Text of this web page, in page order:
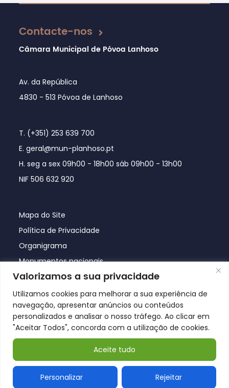
Valorizamos a sua privacidade
Utilizamos cookies para melhorar a sua experiência de
navegação, apresentar anúncios ou conteúdos
personalizados e analisar o nosso tráfego. Ao clicar em
"Aceitar Todos", concorda com a utilização de cookies.
Personalizar Rejeitar
Aceite tudo
Atualizado em 27/01/2021
Contacte-nos
Câmara Municipal de Póvoa Lanhoso
Av. da República
4830 - 513 Póvoa de Lanhoso
T. (+351) 253 639 700
E. geral@mun-planhoso.pt
H. seg a sex 09h00 - 18h00 sáb 09h00 - 13h00
NIF 506 632 920
Mapa do Site
Política de Privacidade
Organigrama
Monumentos nacionais
© Póvoa de Lanhoso 2026